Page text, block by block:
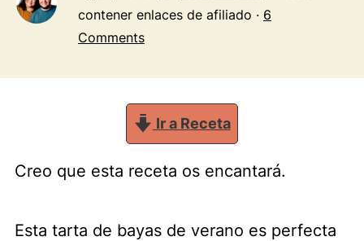
contener enlaces de afiliado · 6
Comments
Ir a Receta
Creo que esta receta os encantará.
Esta tarta de bayas de verano es perfecta